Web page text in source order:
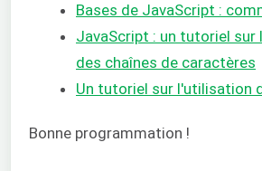
Bases de JavaScript :
JavaScript : un tutoriel sur
des chaînes de caractères
Un tutoriel sur l'utilisation
Bonne programmation !